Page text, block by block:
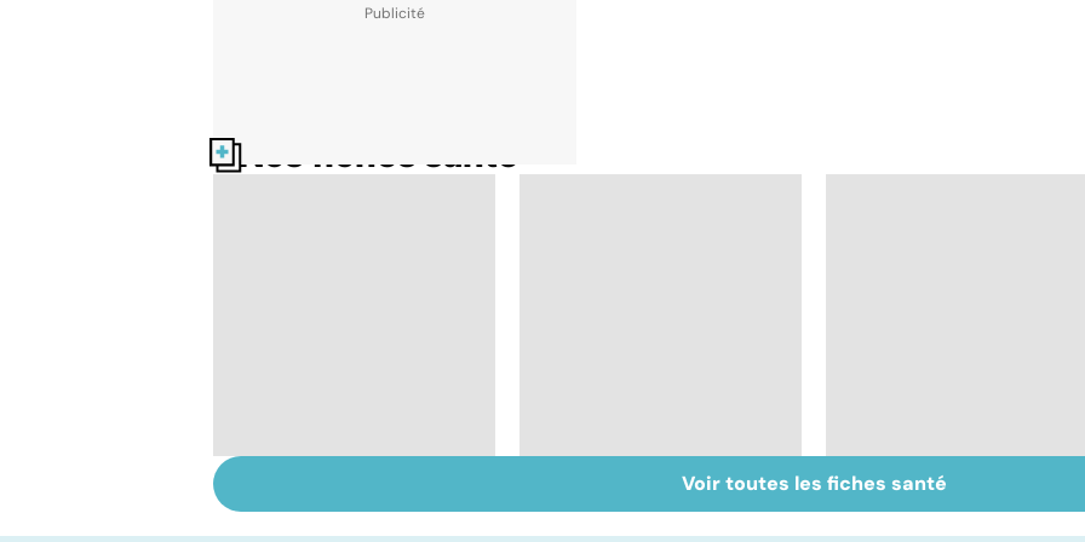
Nos fiches santé
cerveau fait une
Accident vasculaire
cérébral : l'enfant
AVC : l'importance de
la rééducation
Voir toutes les fiches santé